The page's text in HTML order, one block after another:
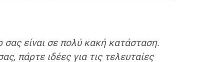
σας είναι σε πολύ κακή κατάσταση.
πάρτε ιδέες για τις τελευταίες